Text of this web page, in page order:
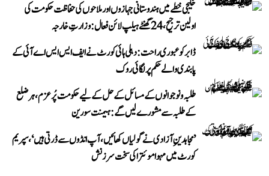
خلیجی خطے میں ہندوستانی جہازوں اور ملاحوں کی حفاظت حکومت کی
اولین ترجیح، 24 گھنٹے ہیلپ لائن فعال: وزارتِ خارجہ
ڈابر کو عبوری راحت: دہلی ہائی کورٹ نے ایف ایس ایس اے آئی کے
پابندی والے حکم پر لگائی روک
طلبہ و نوجوانوں کے مسائل کے حل کے لیے حکومت پُرعزم، ہر ضلع
کے طلبہ سے مشورے لیں گے: ہیمنت سورین
’مجاہدینِ آزادی نے گولیاں کھائیں، آپ انڈوں سے ڈرتی ہیں‘، سپریم
کورٹ میں مہوا موئترا کی سخت سرزنش